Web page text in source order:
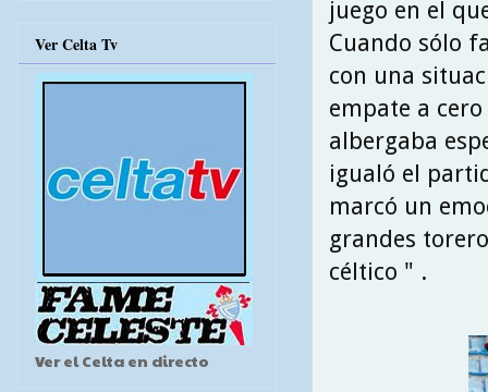
juego en el
Cuando sólo
con una
empate a
albergaba
igualó el
marcó un
grandes
céltico " .
Ver Celta Tv
Ver el Celta en directo